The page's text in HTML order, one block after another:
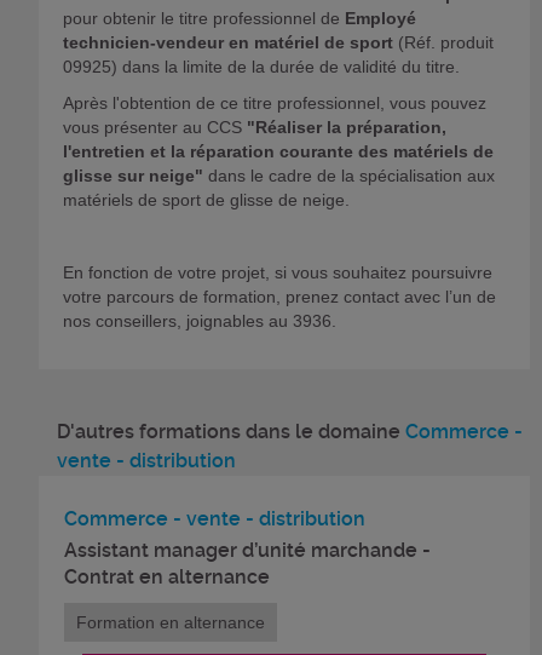
pour obtenir le titre professionnel de Employé
technicien-vendeur en matériel de sport (Réf. produit
09925) dans la limite de la durée de validité du titre.
Après l'obtention de ce titre professionnel, vous pouvez
vous présenter au CCS "Réaliser la préparation,
l'entretien et la réparation courante des matériels de
glisse sur neige" dans le cadre de la spécialisation aux
matériels de sport de glisse de neige.
En fonction de votre projet, si vous souhaitez poursuivre
votre parcours de formation, prenez contact avec l’un de
nos conseillers, joignables au 3936.
D'autres formations dans le domaine Commerce -
vente - distribution
Commerce - vente - distribution
Assistant manager d’unité marchande -
Contrat en alternance
Formation en alternance